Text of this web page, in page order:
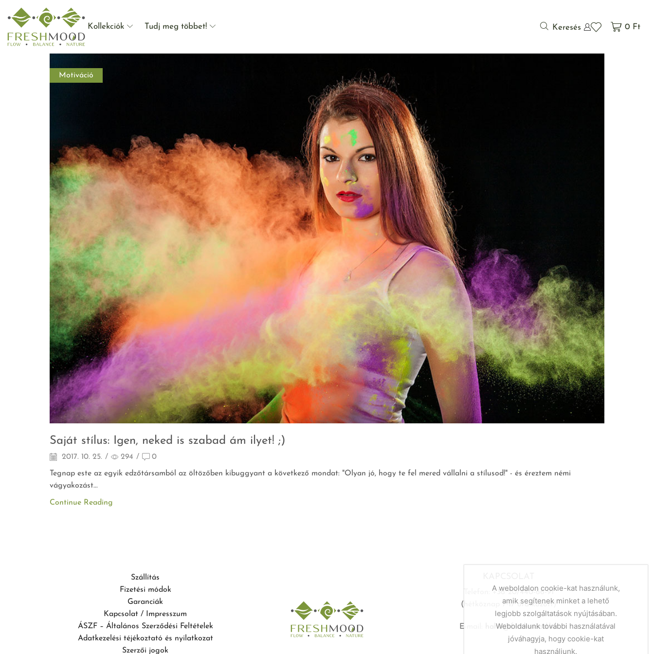
Kollekciók Tudj meg többet! Keresés 0 Ft
Motiváció
Saját stílus: Igen, neked is szabad ám ilyet! ;)
2017. 10. 25. / 294 / 0
Tegnap este az egyik edzőtársamból az öltözőben kibuggyant a következő mondat: "Olyan jó, hogy te fel mered vállalni a stílusod!" - és éreztem némi
vágyakozást...
Continue Reading
Szállítás
Fizetési módok
Garanciák
Kapcsolat / Impresszum
ÁSZF – Általános Szerződési Feltételek
Adatkezelési téjékoztató és nyilatkozat
Szerzői jogok
Telefon: +36 20/440-66-91
(hétköznap 7-17 óra között)
E-mail: haho@freshmood.hu
A weboldalon cookie-kat használunk,
amik segítenek minket a lehető
legjobb szolgáltatások nyújtásában.
Weboldalunk további használatával
jóváhagyja, hogy cookie-kat
használjunk.